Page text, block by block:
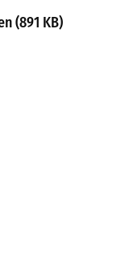
(891 KB)